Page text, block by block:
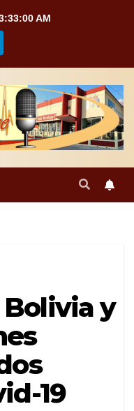
AM
y
19